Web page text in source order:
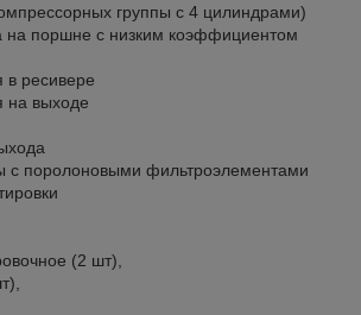
группы с 4 цилиндрами)
на поршне с низким коэффициентом
ресивере
на выходе
с поролоновыми фильтроэлементами
(2 шт),